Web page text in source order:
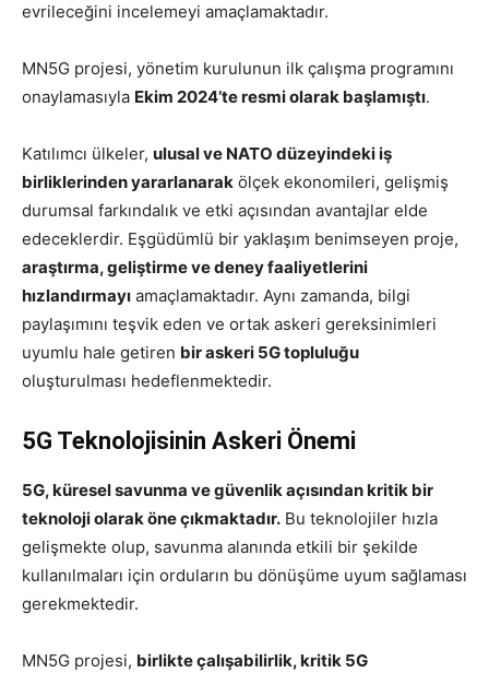
evrileceğini incelemeyi amaçlamaktadır.
MN5G projesi, yönetim kurulunun ilk çalışma programını
onaylamasıyla Ekim 2024’te resmi olarak başlamıştı.
Katılımcı ülkeler, ulusal ve NATO düzeyindeki iş
birliklerinden yararlanarak ölçek ekonomileri, gelişmiş
durumsal farkındalık ve etki açısından avantajlar elde
edeceklerdir. Eşgüdümlü bir yaklaşım benimseyen proje,
araştırma, geliştirme ve deney faaliyetlerini
hızlandırmayı amaçlamaktadır. Aynı zamanda, bilgi
paylaşımını teşvik eden ve ortak askeri gereksinimleri
uyumlu hale getiren bir askeri 5G topluluğu
oluşturulması hedeflenmektedir.
5G Teknolojisinin Askeri Önemi
5G, küresel savunma ve güvenlik açısından kritik bir
teknoloji olarak öne çıkmaktadır. Bu teknolojiler hızla
gelişmekte olup, savunma alanında etkili bir şekilde
kullanılmaları için orduların bu dönüşüme uyum sağlaması
gerekmektedir.
MN5G projesi, birlikte çalışabilirlik, kritik 5G